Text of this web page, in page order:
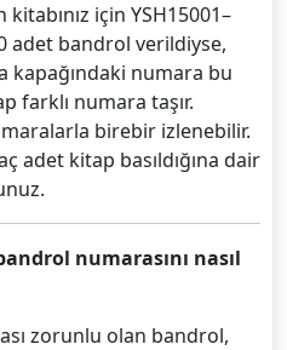
kitabınız için YSH15001–
adet bandrol verildiyse,
kapağındaki numara bu
farklı numara taşır.
birebir izlenebilir.
adet kitap basıldığına dair
numarasını nasıl
zorunlu olan bandrol,